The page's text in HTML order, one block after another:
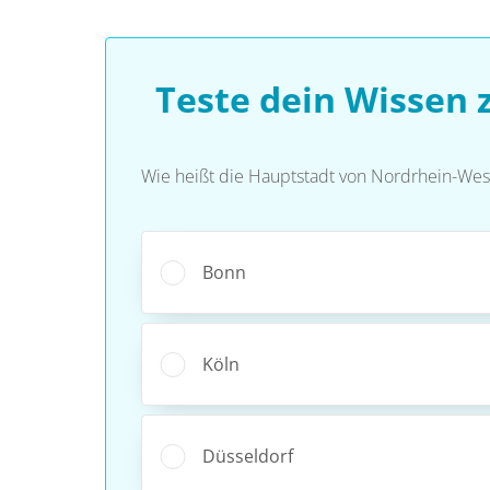
Teste dein
Wie heißt die Hauptstadt von Nordrhein-
Bonn
Köln
Düsseldorf